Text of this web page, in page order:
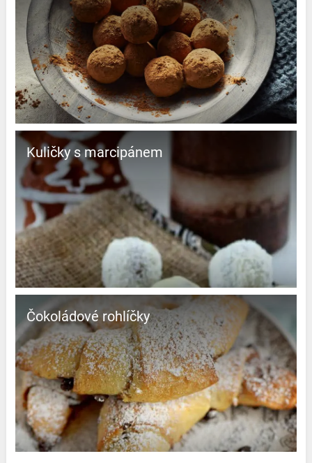
Kuličky s marcipánem
Čokoládové rohlíčky